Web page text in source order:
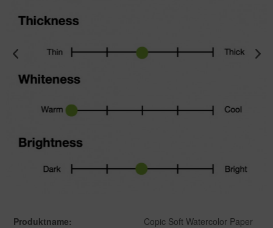
Produktname:
Copic Soft Watercolor Paper